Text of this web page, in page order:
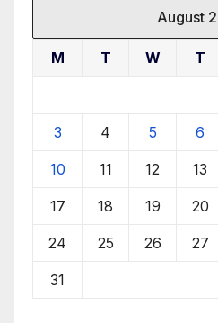
August
M T W T
3 4 5 6
10 11 12 13
17 18 19 20
24 25 26 27
31